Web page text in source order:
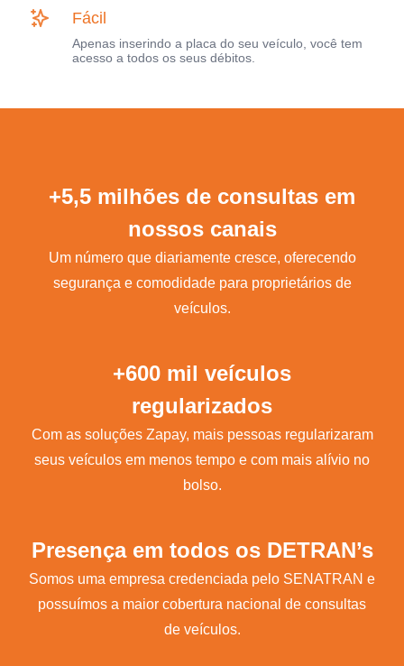
Fácil
Apenas inserindo a placa do seu veículo, você tem
acesso a todos os seus débitos.
+5,5 milhões de consultas em
nossos canais
Um número que diariamente cresce, oferecendo
segurança e comodidade para proprietários de
veículos.
+600 mil veículos
regularizados
Com as soluções Zapay, mais pessoas regularizaram
seus veículos em menos tempo e com mais alívio no
bolso.
Presença em todos os DETRAN’s
Somos uma empresa credenciada pelo SENATRAN e
possuímos a maior cobertura nacional de consultas
de veículos.